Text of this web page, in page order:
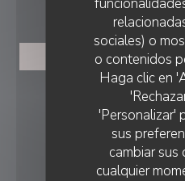
sociales) o
o contenidos
Haga clic en
'Personalizar'
sus
cambiar sus
cualquier
RESERVAR